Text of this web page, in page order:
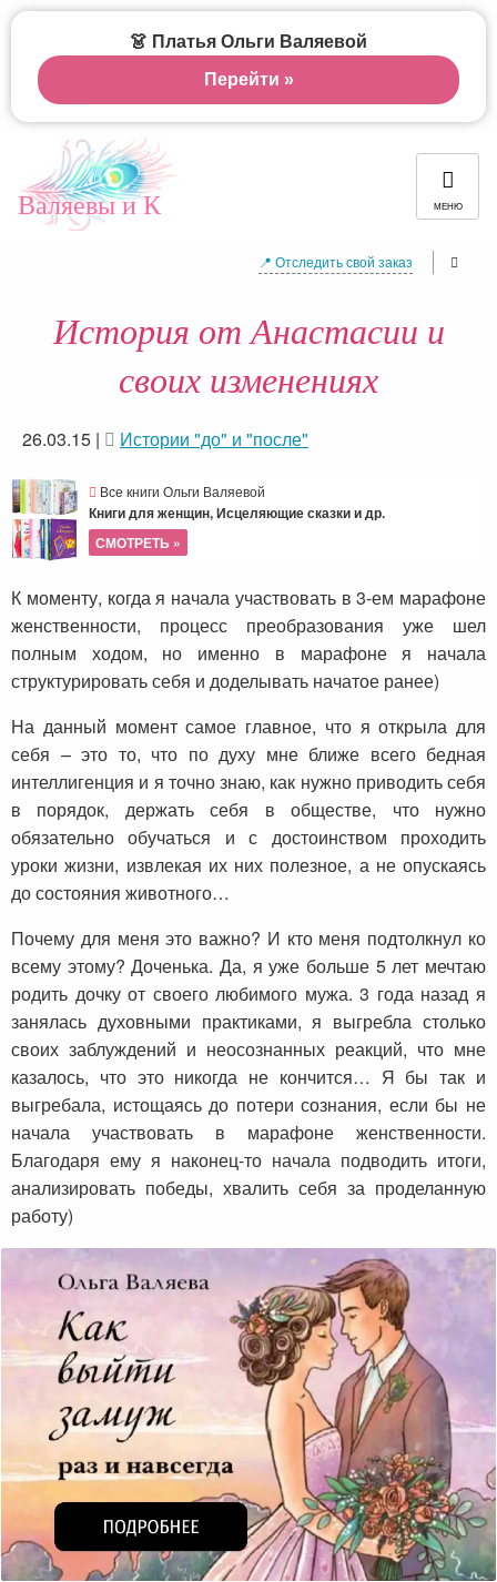
Валяевы и К МЕНЮ
📍 Отследить свой заказ
История от Анастасии и
своих изменениях
26.03.15 | Истории "до" и "после"
Все книги Ольги Валяевой
Книги для женщин, Исцеляющие сказки и др.
СМОТРЕТЬ »
К моменту, когда я начала участвовать в 3-ем марафоне
женственности, процесс преобразования уже шел
полным ходом, но именно в марафоне я начала
структурировать себя и доделывать начатое ранее)
На данный момент самое главное, что я открыла для
себя – это то, что по духу мне ближе всего бедная
интеллигенция и я точно знаю, как нужно приводить себя
в порядок, держать себя в обществе, что нужно
обязательно обучаться и с достоинством проходить
уроки жизни, извлекая их них полезное, а не опускаясь
до состояния животного…
Почему для меня это важно? И кто меня подтолкнул ко
всему этому? Доченька. Да, я уже больше 5 лет мечтаю
родить дочку от своего любимого мужа. 3 года назад я
занялась духовными практиками, я выгребла столько
своих заблуждений и неосознанных реакций, что мне
казалось, что это никогда не кончится… Я бы так и
выгребала, истощаясь до потери сознания, если бы не
начала участвовать в марафоне женственности.
Благодаря ему я наконец-то начала подводить итоги,
анализировать победы, хвалить себя за проделанную
работу)
👗 Платья Ольги Валяевой
Перейти »